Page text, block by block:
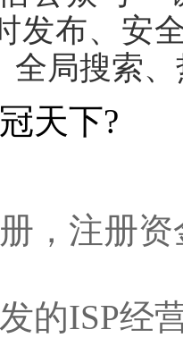
发布、安
全局搜索
天下?
，注册资
的ISP经